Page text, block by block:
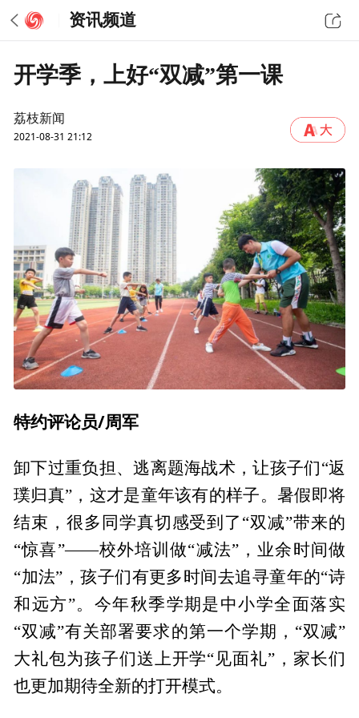
资讯频道
开学季，上好“双减”第一课
荔枝新闻
2021-08-31 21:12
特约评论员/周军
卸下过重负担、逃离题海战术，让孩子们“返
璞归真”，这才是童年该有的样子。暑假即将
结束，很多同学真切感受到了“双减”带来的
“惊喜”——校外培训做“减法”，业余时间做
“加法”，孩子们有更多时间去追寻童年的“诗
和远方”。今年秋季学期是中小学全面落实
“双减”有关部署要求的第一个学期，“双减”
大礼包为孩子们送上开学“见面礼”，家长们
也更加期待全新的打开模式。